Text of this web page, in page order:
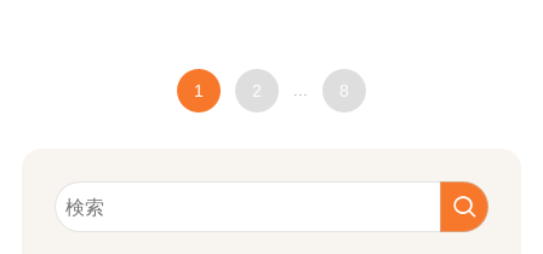
1 2 ... 8